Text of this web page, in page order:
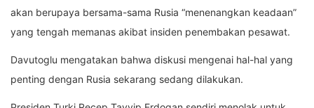
akan berupaya bersama-sama Rusia “menenangkan keadaan”
yang tengah memanas akibat insiden penembakan pesawat.
Davutoglu mengatakan bahwa diskusi mengenai hal-hal yang
penting dengan Rusia sekarang sedang dilakukan.